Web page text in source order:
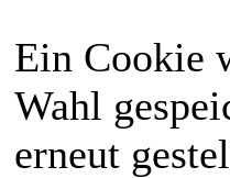
Ein Cookie
Wahl
erneut